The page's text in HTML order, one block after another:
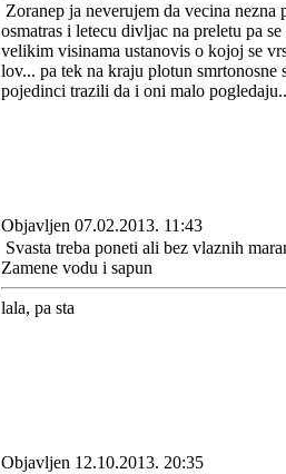
Zoranep ja neverujem da vecina
osmatras i letecu divljac na preletu pa
velikim visinama ustanovis o kojoj se
lov... pa tek na kraju plotun smrtonosne
pojedinci trazili da i oni malo
Objavljen 07.02.2013. 11:43
Svasta treba poneti ali bez vlaznih
Zamene vodu i sapun
lala, pa sta
Objavljen 12.10.2013. 20:35